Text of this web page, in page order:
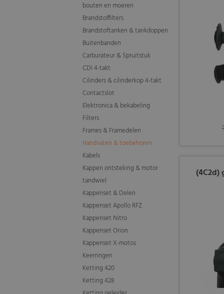
bouten en moeren
Brandstoffilters
Brandstoftanken & tankdoppen
Buitenbanden
Carburateur & Spruitstuk
CDI 4-takt
Cilinders & cilinderkop 4-takt
Contactslot
Elektronica & bekabeling
Filters
Frames & Framedelen
Handvaten & toebehoren
Kabels
Kappen ontsteking & motor
tandwiel
Kappenset & Delen
Kappenset Apollo RFZ
Kappenset Nitro
Kappenset Orion
Kappenset X-motos
Keerringen
Ketting 420
Ketting 428
(4C2d)